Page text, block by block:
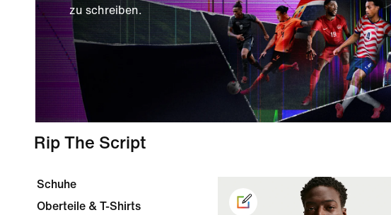
zu schreiben.
Rip The Script
Schuhe
Oberteile & T-Shirts